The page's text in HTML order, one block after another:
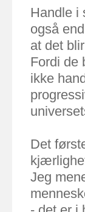
Handle i
også
at det
Fordi de
ikke
Det
Jeg